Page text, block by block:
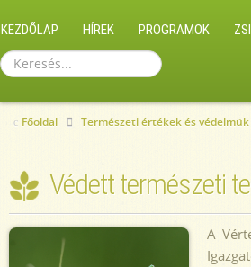
KEZDŐLAP HÍREK PROGRAMOK
Keresés...
Főoldal Természeti értékek és védelmük
Védett természeti
A